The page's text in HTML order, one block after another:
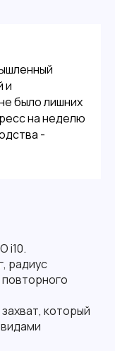
и
было лишних
на неделю
-
i10.
радиус
который